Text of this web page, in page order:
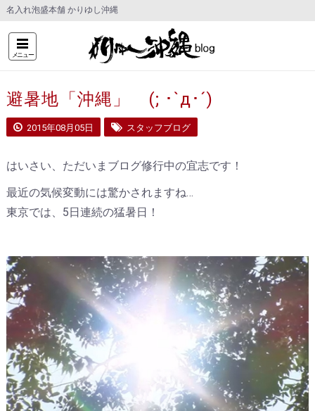
名入れ泡盛本舗 かりゆし沖縄
メニュー
避暑地「沖縄」 (; ･`д･´)
2015年08月05日 スタッフブログ
はいさい、ただいまブログ修行中の宜志です！
最近の気候変動には驚かされますね…
東京では、5日連続の猛暑日！